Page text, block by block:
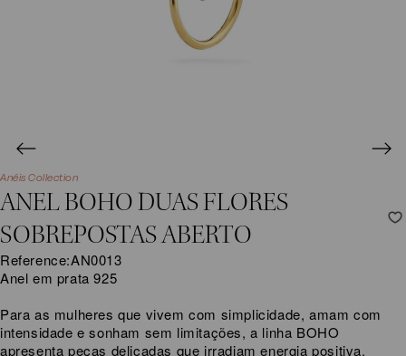
Anéis Collection
ANEL BOHO DUAS FLORES
SOBREPOSTAS ABERTO
Reference:AN0013
Anel em prata 925
Para as mulheres que vivem com simplicidade, amam com
intensidade e sonham sem limitações, a linha BOHO
apresenta peças delicadas que irradiam energia positiva.